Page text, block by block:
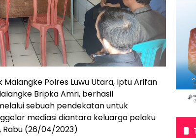
Malangke Polres Luwu Utara, Iptu Arifan
Bripka Amri, berhasil
sebuah pendekatan untuk
mediasi diantara keluarga pelaku
(26/04/2023)